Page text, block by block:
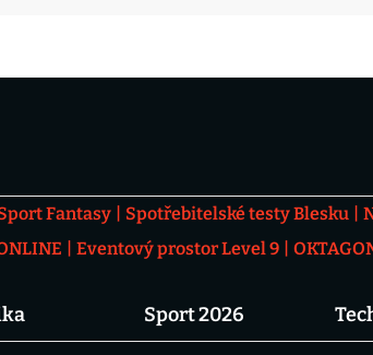
Fantasy Spotřebitelské testy Blesku
Eventový prostor Level 9
Sport 2026